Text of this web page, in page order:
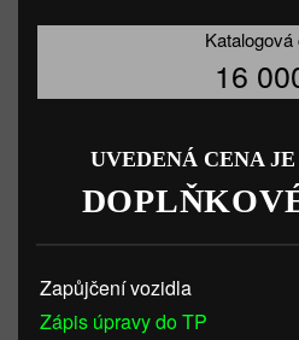
Katalogová
16
UVEDENÁ CENA
Zapůjčení vozidla
Zápis úpravy do TP